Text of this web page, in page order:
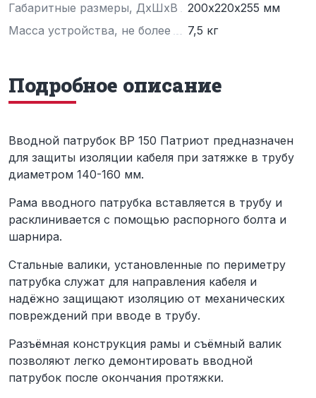
Габаритные размеры, ДхШхВ
200х220х255 мм
Масса устройства, не более
7,5 кг
Подробное описание
Вводной патрубок ВР 150 Патриот предназначен
для защиты изоляции кабеля при затяжке в трубу
диаметром 140-160 мм.
Рама вводного патрубка вставляется в трубу и
расклинивается с помощью распорного болта и
шарнира.
Стальные валики, установленные по периметру
патрубка служат для направления кабеля и
надёжно защищают изоляцию от механических
повреждений при вводе в трубу.
Разъёмная конструкция рамы и съёмный валик
позволяют легко демонтировать вводной
патрубок после окончания протяжки.